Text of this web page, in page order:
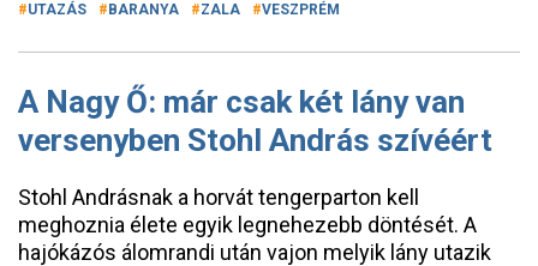
UTAZÁS BARANYA ZALA VESZPRÉM
A Nagy Ő: már csak két lány van
versenyben Stohl András szívéért
Stohl Andrásnak a horvát tengerparton kell
meghoznia élete egyik legnehezebb döntését. A
hajókázós álomrandi után vajon melyik lány utazik